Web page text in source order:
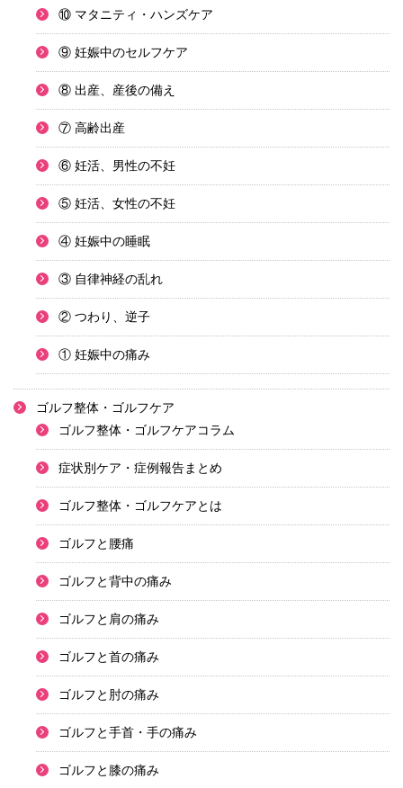
⑩ マタニティ・ハンズケア
⑨ 妊娠中のセルフケア
⑧ 出産、産後の備え
⑦ 高齢出産
⑥ 妊活、男性の不妊
⑤ 妊活、女性の不妊
④ 妊娠中の睡眠
③ 自律神経の乱れ
② つわり、逆子
① 妊娠中の痛み
ゴルフ整体・ゴルフケア
ゴルフ整体・ゴルフケアコラム
症状別ケア・症例報告まとめ
ゴルフ整体・ゴルフケアとは
ゴルフと腰痛
ゴルフと背中の痛み
ゴルフと肩の痛み
ゴルフと首の痛み
ゴルフと肘の痛み
ゴルフと手首・手の痛み
ゴルフと膝の痛み